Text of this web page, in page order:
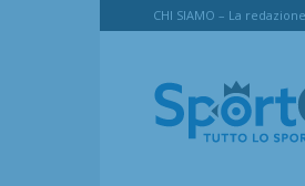
CHI SIAMO – La